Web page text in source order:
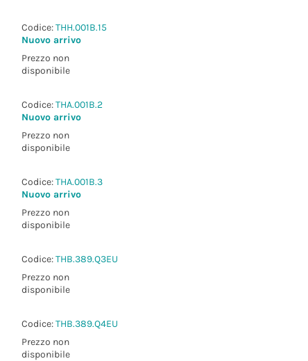
Codice:THH.001B.15
Nuovo arrivo
Prezzo non
disponibile
Codice:THA.001B.2
Nuovo arrivo
Prezzo non
disponibile
Codice:THA.001B.3
Nuovo arrivo
Prezzo non
disponibile
Codice:THB.389.Q3EU
Prezzo non
disponibile
Codice:THB.389.Q4EU
Prezzo non
disponibile